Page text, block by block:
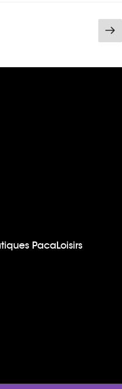
PacaLoisirs